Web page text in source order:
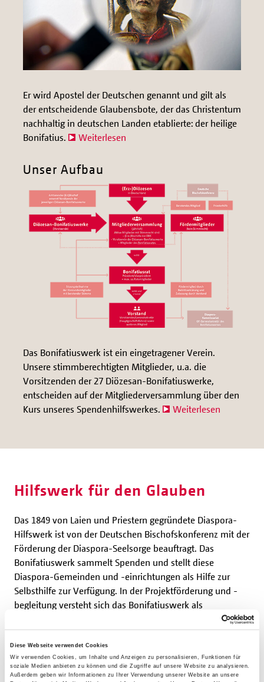
Diese Webseite verwendet Cookies
Wir verwenden Cookies, um Inhalte und Anzeigen zu personalisieren, Funktionen für
soziale Medien anbieten zu können und die Zugriffe auf unsere Website zu analysieren.
Außerdem geben wir Informationen zu Ihrer Verwendung unserer Website an unsere
Er wird Apostel der Deutschen genannt und gilt als
der entscheidende Glaubensbote, der das Christentum
nachhaltig in deutschen Landen etablierte: der heilige
Bonifatius.
Weiterlesen
Unser Aufbau
Das Bonifatiuswerk ist ein eingetragener Verein.
Unsere stimmberechtigten Mitglieder, u.a. die
Vorsitzenden der 27 Diözesan-Bonifatiuswerke,
entscheiden auf der Mitgliederversammlung über den
Kurs unseres Spendenhilfswerkes.
Weiterlesen
Hilfswerk für den Glauben
Das 1849 von Laien und Priestern gegründete Diaspora-
Hilfswerk ist von der Deutschen Bischofskonferenz mit der
Förderung der Diaspora-Seelsorge beauftragt. Das
Bonifatiuswerk sammelt Spenden und stellt diese
Diaspora-Gemeinden und -einrichtungen als Hilfe zur
Selbsthilfe zur Verfügung. In der Projektförderung und -
begleitung versteht sich das Bonifatiuswerk als
Projektpartnern. Die Glaubensbildung und Unterstützung
der Glaubensweitergabe sowie die Suche nach
innovativen, zukunftsweisenden Formen der Diaspora-
Seelsorge sind zentrale Aufgabenbereiche, des